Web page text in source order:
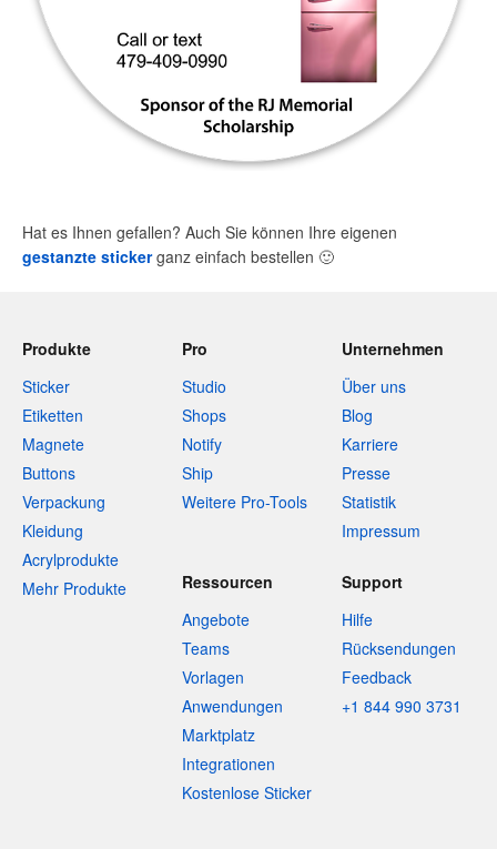
Hat es Ihnen gefallen? Auch Sie können Ihre eigenen
gestanzte stickerganz einfach bestellen 🙂
Produkte
Sticker
Etiketten
Magnete
Buttons
Verpackung
Kleidung
Acrylprodukte
Mehr Produkte
Pro
Studio
Shops
Notify
Ship
Weitere Pro-Tools
Unternehmen
Über uns
Blog
Karriere
Presse
Statistik
Impressum
Ressourcen
Angebote
Teams
Vorlagen
Anwendungen
Marktplatz
Integrationen
Kostenlose Sticker
Support
Hilfe
Rücksendungen
Feedback
+1 844 990 3731